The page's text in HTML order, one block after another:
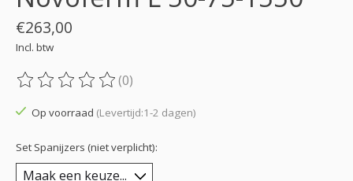
€263,00
Incl. btw
De beoordeling van dit product is
(0)
Op voorraad (Levertijd:1-2 dagen)
Set Spanijzers (niet verplicht):